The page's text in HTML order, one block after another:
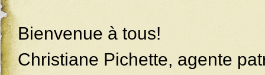
Bienvenue à tous!
Christiane Pichette, agente